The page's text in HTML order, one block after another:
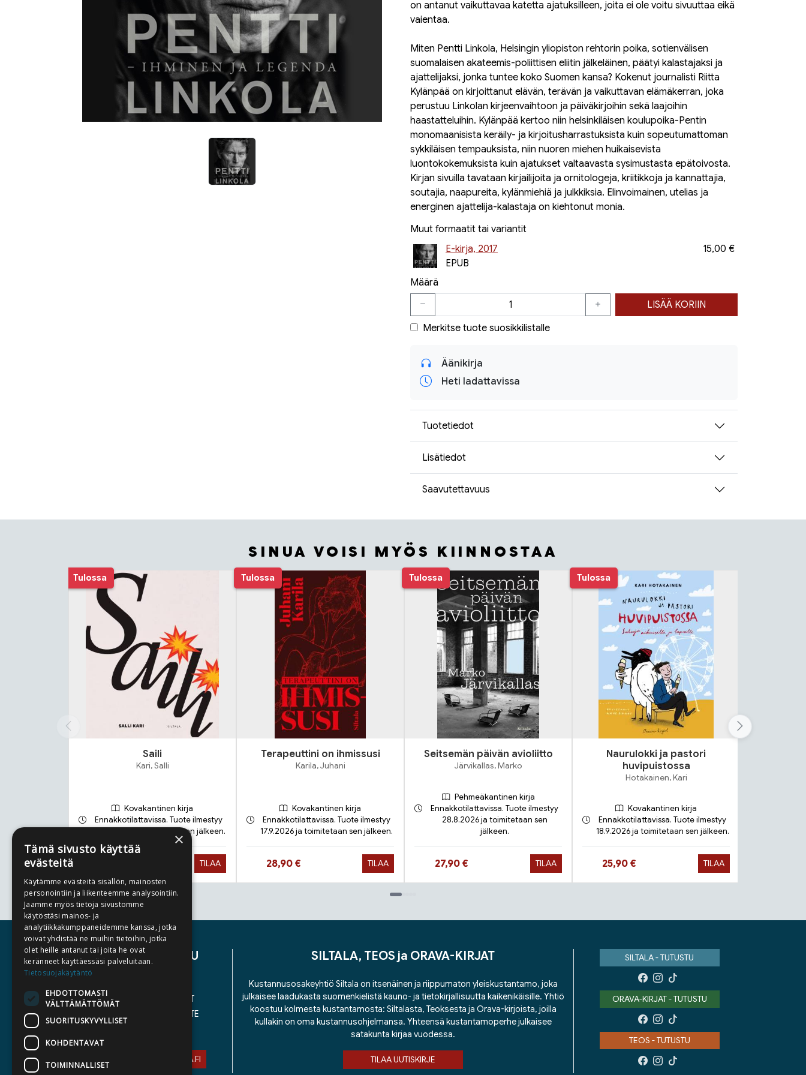
on antanut vaikuttavaa katetta ajatuksilleen, joita ei ole voitu sivuuttaa eikä
vaientaa.
Miten Pentti Linkola, Helsingin yliopiston rehtorin poika, sotienvälisen
suomalaisen akateemis-poliittisen eliitin jälkeläinen, päätyi kalastajaksi ja
ajattelijaksi, jonka tuntee koko Suomen kansa? Kokenut journalisti Riitta
Kylänpää on kirjoittanut elävän, terävän ja vaikuttavan elämäkerran, joka
perustuu Linkolan kirjeenvaihtoon ja päiväkirjoihin sekä laajoihin
haastatteluihin. Kylänpää kertoo niin helsinkiläisen koulupoika-Pentin
monomaanisista keräily- ja kirjoitusharrastuksista kuin sopeutumattoman
sykkiläisen tempauksista, niin nuoren miehen huikaisevista
luontokokemuksista kuin ajatukset valtaavasta sysimustasta epätoivosta.
Kirjan sivuilla tavataan kirjailijoita ja ornitologeja, kriitikkoja ja kannattajia,
soutajia, naapureita, kylänmiehiä ja julkkiksia. Elinvoimainen, utelias ja
energinen ajattelija-kalastaja on kiehtonut monia.
Muut formaatit tai variantit
E-kirja, 2017
EPUB
15,00 €
Määrä
LISÄÄ KORIIN
Merkitse tuote suosikkilistalle
Äänikirja
Heti ladattavissa
Tuotetiedot
Lisätiedot
Saavutettavuus
SINUA VOISI MYÖS KIINNOSTAA
Tuoteluettelon alku
Tulossa
Saili
Kari, Salli
Kovakantinen kirja
Ennakkotilattavissa. Tuote ilmestyy
21.9.2026 ja toimitetaan sen jälkeen.
TILAA
Tulossa
Terapeuttini on ihmissusi
Karila, Juhani
Kovakantinen kirja
Ennakkotilattavissa. Tuote ilmestyy
17.9.2026 ja toimitetaan sen jälkeen.
Hinta nyt
28,90 € TILAA
Tulossa
Seitsemän päivän avioliitto
Järvikallas, Marko
Pehmeäkantinen kirja
Ennakkotilattavissa. Tuote ilmestyy
28.8.2026 ja toimitetaan sen
jälkeen.
Hinta nyt
27,90 € TILAA
Tulossa
Naurulokki ja pastori
huvipuistossa
Hotakainen, Kari
Kovakantinen kirja
Ennakkotilattavissa. Tuote ilmestyy
18.9.2026 ja toimitetaan sen jälkeen.
Hinta nyt
25,90 € TILAA
Tuoteluettelon loppu
ASIAKASPALVELU
YLEISET TOIMITUSEHDOT
SAAVUTETTAVUUSSELOSTE
ASIAKASPALVELU@STORIA.FI
SILTALA, TEOS ja ORAVA-KIRJAT
Kustannusosakeyhtiö Siltala on itsenäinen ja riippumaton yleiskustantamo, joka
julkaisee laadukasta suomenkielistä kauno- ja tietokirjallisuutta kaikenikäisille. Yhtiö
koostuu kolmesta kustantamosta: Siltalasta, Teoksesta ja Orava-kirjoista, joilla
kullakin on oma kustannusohjelmansa. Yhteensä kustantamoperhe julkaisee
satakunta kirjaa vuodessa.
TILAA UUTISKIRJE
SILTALA - TUTUSTU
ORAVA-KIRJAT - TUTUSTU
TEOS - TUTUSTU
×
Tämä sivusto käyttää
evästeitä
Käytämme evästeitä sisällön, mainosten
personointiin ja liikenteemme analysointiin.
Jaamme myös tietoja sivustomme
käytöstäsi mainos- ja
analytiikkakumppaneidemme kanssa, jotka
voivat yhdistää ne muihin tietoihin, jotka
olet heille antanut tai joita he ovat
keränneet käyttäessäsi palveluitaan.
Tietosuojakäytäntö
EHDOTTOMASTI
VÄLTTÄMÄTTÖMÄT
SUORITUSKYVYLLISET
KOHDENTAVAT
TOIMINNALLISET